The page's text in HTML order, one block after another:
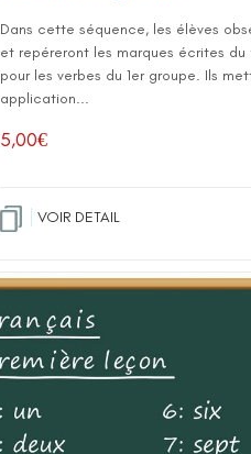
Dans cette séquence, les élèves
et repéreront les marques écrites du
pour les verbes du 1er groupe. Ils
application...
5,00€
VOIR DETAIL